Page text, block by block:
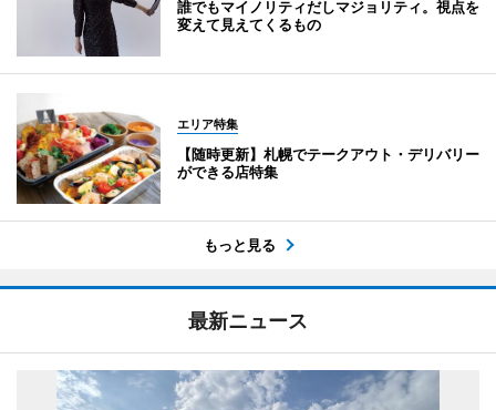
誰でもマイノリティだしマジョリティ。視点を
変えて見えてくるもの
エリア特集
【随時更新】札幌でテークアウト・デリバリー
ができる店特集
もっと見る
最新ニュース